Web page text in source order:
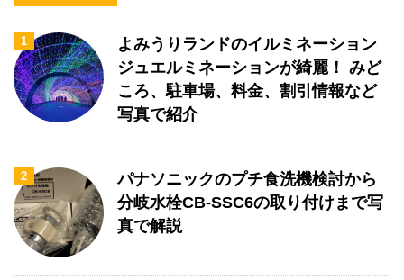
1
よみうりランドのイルミネーション
ジュエルミネーションが綺麗！ みど
ころ、駐車場、料金、割引情報など
写真で紹介
2
パナソニックのプチ食洗機検討から
分岐水栓CB-SSC6の取り付けまで写
真で解説